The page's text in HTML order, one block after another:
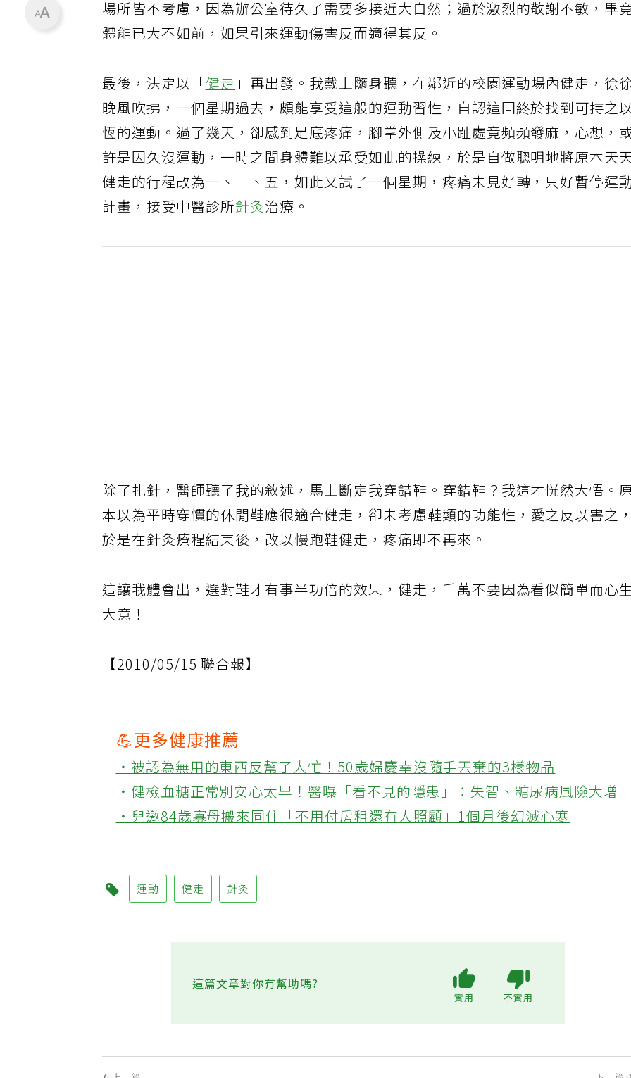
場所皆不考慮，因為辦公室待久了需要多接近大自然；過於激烈的敬謝不敏，畢
體能已大不如前，如果引來運動傷害反而適得其反。
最後，決定以「健走」再出發。我戴上隨身聽，在鄰近的校園運動場內健走，徐
晚風吹拂，一個星期過去，頗能享受這般的運動習性，自認這回終於找到可持之
恆的運動。過了幾天，卻感到足底疼痛，腳掌外側及小趾處竟頻頻發麻，心想，
許是因久沒運動，一時之間身體難以承受如此的操練，於是自做聰明地將原本天
健走的行程改為一、三、五，如此又試了一個星期，疼痛未見好轉，只好暫停運
計畫，接受中醫診所針灸治療。
除了扎針，醫師聽了我的敘述，馬上斷定我穿錯鞋。穿錯鞋？我這才恍然大悟。
本以為平時穿慣的休閒鞋應很適合健走，卻未考慮鞋類的功能性，愛之反以害之，
於是在針灸療程結束後，改以慢跑鞋健走，疼痛即不再來。
這讓我體會出，選對鞋才有事半功倍的效果，健走，千萬不要因為看似簡單而心
大意！
【2010/05/15 聯合報】
💪更多健康推薦
‧被認為無用的東西反幫了大忙！50歲婦慶幸沒隨手丟棄的3樣物品
‧健檢血糖正常別安心太早！醫曝「看不見的隱患」：失智、糖尿病風險大增
‧兒邀84歲寡母搬來同住「不用付房租還有人照顧」1個月後幻滅心寒
運動 健走 針灸
這篇文章對你有幫助嗎?
實用 不實用